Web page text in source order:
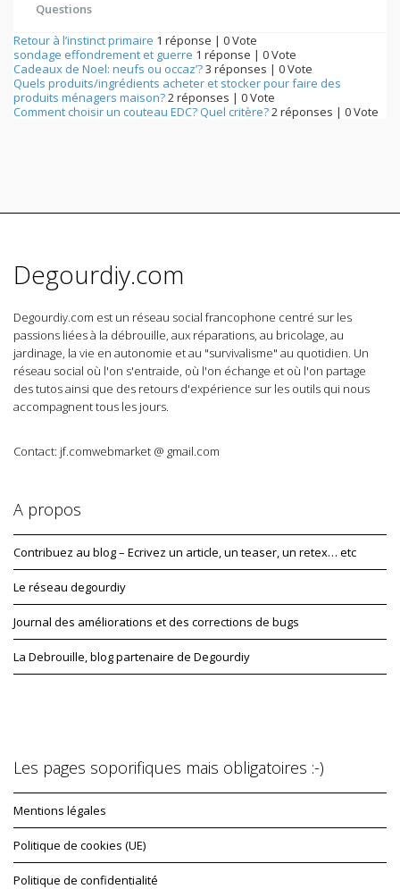
Questions
Retour à l’instinct primaire 1 réponse | 0 Vote
sondage effondrement et guerre 1 réponse | 0 Vote
Cadeaux de Noel: neufs ou occaz’?3 réponses | 0 Vote
Quels produits/ingrédients acheter et stocker pour faire des
produits ménagers maison?2 réponses | 0 Vote
Comment choisir un couteau EDC? Quel critère?2 réponses | 0 Vote
Degourdiy.com
Degourdiy.com est un réseau social francophone centré sur les
passions liées à la débrouille, aux réparations, au bricolage, au
jardinage, la vie en autonomie et au "survivalisme" au quotidien. Un
réseau social où l'on s'entraide, où l'on échange et où l'on partage
des tutos ainsi que des retours d'expérience sur les outils qui nous
accompagnent tous les jours.
Contact: jf.comwebmarket @ gmail.com
A propos
Contribuez au blog – Ecrivez un article, un teaser, un retex… etc
Le réseau degourdiy
Journal des améliorations et des corrections de bugs
La Debrouille, blog partenaire de Degourdiy
Les pages soporifiques mais obligatoires :-)
Mentions légales
Politique de cookies (UE)
Politique de confidentialité